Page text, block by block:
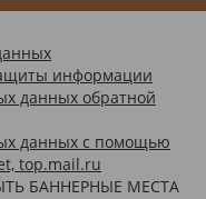
информации
данных обратной
данных с помощью
top.mail.ru
БАННЕРНЫЕ МЕСТА